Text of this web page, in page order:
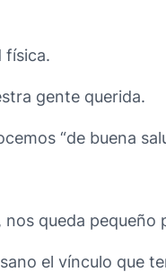
física.
gente querida.
“de buena
queda
el vínculo que